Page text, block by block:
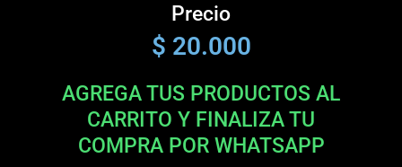
Precio
$ 20.000
AGREGA TUS PRODUCTOS AL
CARRITO Y FINALIZA TU
COMPRA POR WHATSAPP